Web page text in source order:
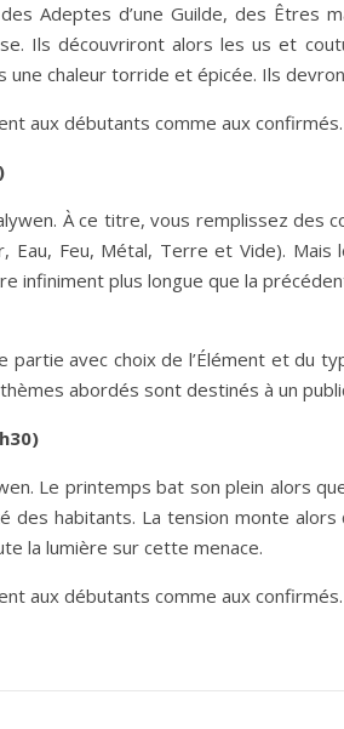
Adeptes d’une Guilde, des Êtres
Ils découvriront alors les us et
une chaleur torride et épicée. Ils
aux débutants comme aux
À ce titre, vous remplissez
Eau, Feu, Métal, Terre et Vide).
infiniment plus longue que la
avec choix de l’Élément et du
abordés sont destinés à un
Le printemps bat son plein alors
des habitants. La tension monte
la lumière sur cette menace.
aux débutants comme aux